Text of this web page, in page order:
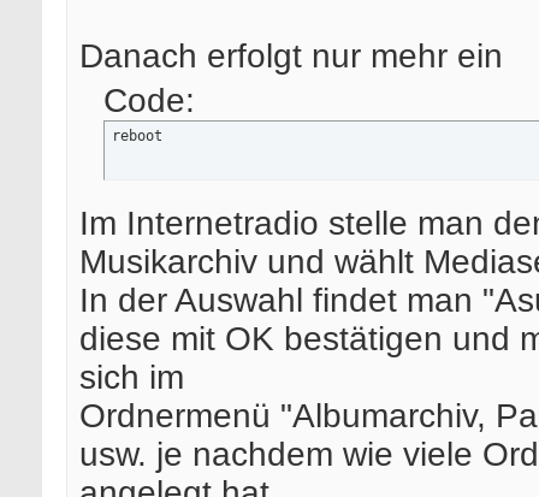
Danach erfolgt nur mehr ein
Code:
reboot
Im Internetradio stelle man
Musikarchiv und wählt
In der Auswahl findet man
diese mit OK bestätigen und
sich im
Ordnermenü "Albumarchiv,
usw. je nachdem wie viele